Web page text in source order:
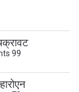
99
offers
live